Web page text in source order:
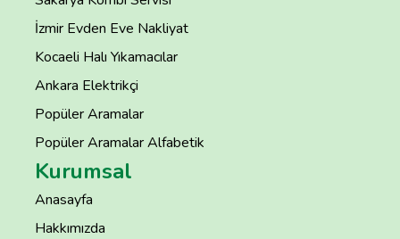
İzmir Evden Eve Nakliyat
Kocaeli Halı Yıkamacılar
Ankara Elektrikçi
Popüler Aramalar
Popüler Aramalar Alfabetik
Kurumsal
Anasayfa
Hakkımızda